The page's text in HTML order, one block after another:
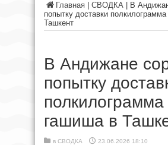
Главная СВОДКА
В
попытку доставки
Ташкент
В Андижане
попытку
полкилограмма
гашиша в
в СВОДКА 23.06.2026 18:10